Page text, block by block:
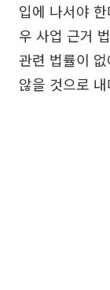
입에 나서야
우 사업 근거
관련 법률이
않을 것으로